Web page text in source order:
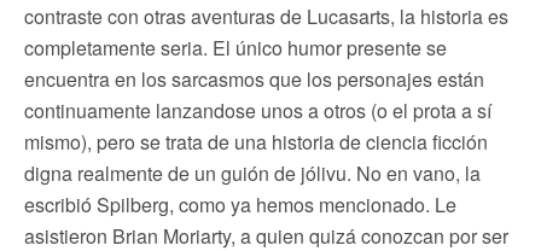
contraste con otras aventuras de Lucasarts, la historia es
completamente seria. El único humor presente se
encuentra en los sarcasmos que los personajes están
continuamente lanzandose unos a otros (o el prota a sí
mismo), pero se trata de una historia de ciencia ficción
digna realmente de un guión de jólivu. No en vano, la
escribió Spilberg, como ya hemos mencionado. Le
asistieron Brian Moriarty, a quien quizá conozcan por ser